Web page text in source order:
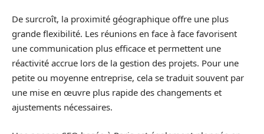
De surcroît, la proximité géographique offre une plus
grande flexibilité. Les réunions en face à face favorisent
une communication plus efficace et permettent une
réactivité accrue lors de la gestion des projets. Pour une
petite ou moyenne entreprise, cela se traduit souvent par
une mise en œuvre plus rapide des changements et
ajustements nécessaires.